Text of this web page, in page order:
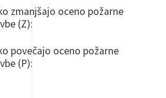
zmanjšajo oceno požarne
(Z):
povečajo oceno požarne
(P):